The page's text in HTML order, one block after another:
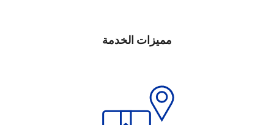
مميزات الخدمة